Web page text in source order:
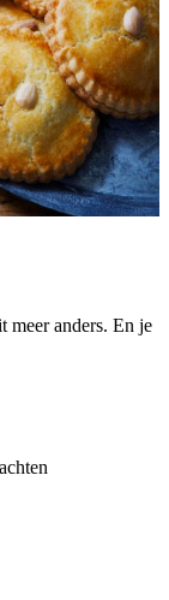
meer anders. En je